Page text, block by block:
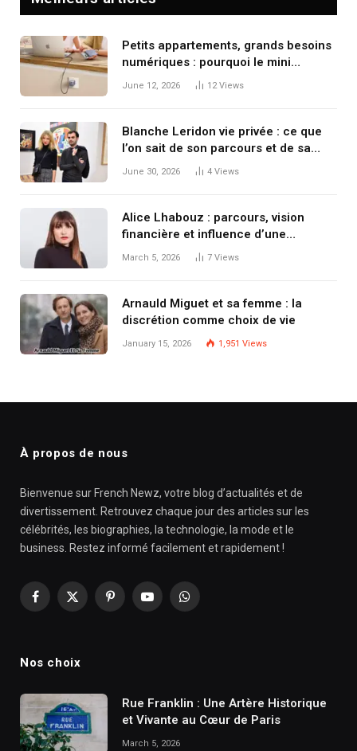
Petits appartements, grands besoins
numériques : pourquoi le mini
chargeur devient indispensable
June 12, 2026 12Views
Blanche Leridon vie privée : ce que
l’on sait de son parcours et de sa
discrétion
June 30, 2026 4 Views
Alice Lhabouz : parcours, vision
financière et influence d’une
entrepreneure qui compte
March 5, 2026 7 Views
Arnauld Miguet et sa femme : la
discrétion comme choix de vie
January 15, 2026 1,951 Views
À propos de nous
Bienvenue sur French Newz, votre blog d’actualités et de
divertissement. Retrouvez chaque jour des articles sur les
célébrités, les biographies, la technologie, la mode et le
business. Restez informé facilement et rapidement !
Facebook
X
PinterestYouTubeWhatsApp
Nos choix
Rue Franklin : Une Artère Historique
et Vivante au Cœur de Paris
March 5, 2026